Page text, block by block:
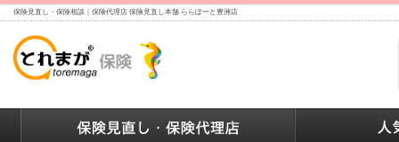
保険見直し・保険相談｜保険代理店 保険見直し本舗 ららぽーと豊洲店